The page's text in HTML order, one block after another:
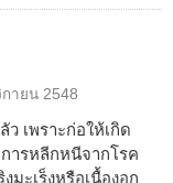
ายน 2548
ว เพราะก่อให้เกิด
ารหลีกหนีจากโรค
มะเร็งหรือเนื้องอก